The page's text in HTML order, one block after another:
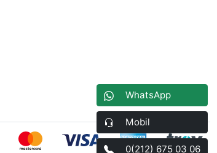
WhatsApp
Mobil
0(212) 675 03 06